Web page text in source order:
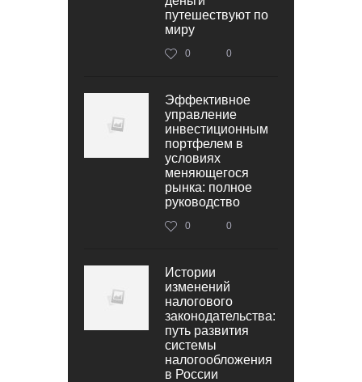
путешествуют по
миру
0 0
Эффективное
управление
инвестиционным
портфелем в
условиях
меняющегося
рынка: полное
руководство
0 0
Истории
изменений
налогового
законодательства:
путь развития
системы
налогообложения
в России